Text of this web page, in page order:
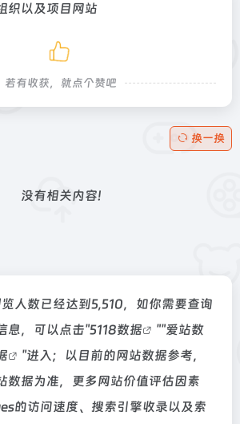
织以及项目网站
若有收获，就点个赞吧
换一换
没有相关内容!
人数已经达到5,510，如你需要查询
息，可以点击"5118数据 ""爱站数
"进入；以目前的网站数据参考，
数据为准，更多网站价值评估因素
的访问速度、搜索引擎收录以及索